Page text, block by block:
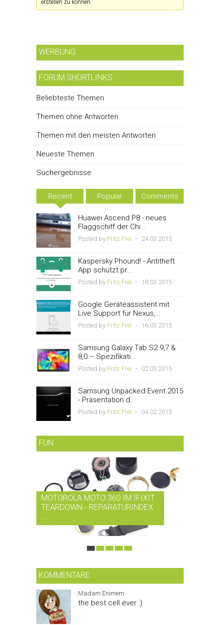
erstellen zu können.
WERBUNG
FORUM SHORTLINKS
Beliebteste Themen
Themen ohne Antworten
Themen mit den meisten Antworten
Neueste Themen
Suchergebnisse
Recent Popular Comments
Huawei Ascend P8 - neues
Flaggschiff der Chi...
Posted by Fritz Frei - 24.03.2015
Kaspersky Phound! - Antitheft
App schützt pr...
Posted by Fritz Frei - 18.03.2015
Google Geräteassistent mit
Live Support für Nexus,...
Posted by Fritz Frei - 16.03.2015
Samsung Galaxy Tab S2 9,7 &
8,0 – Spezifikati...
Posted by Fritz Frei - 02.03.2015
Samsung Unpacked Event 2015
- Präsentation d...
Posted by Fritz Frei - 04.02.2015
FUN
MOTOROLA MOTO 360 IM IFIXIT
TEARDOWN - REPARATURINDEX
...
KOMMENTARE
Madam Enimem
the best cell ever :)